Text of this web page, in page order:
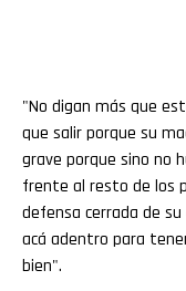
"No digan más que
que salir porque su
grave porque sino no
frente al resto de los
defensa cerrada de
acá adentro para
bien".